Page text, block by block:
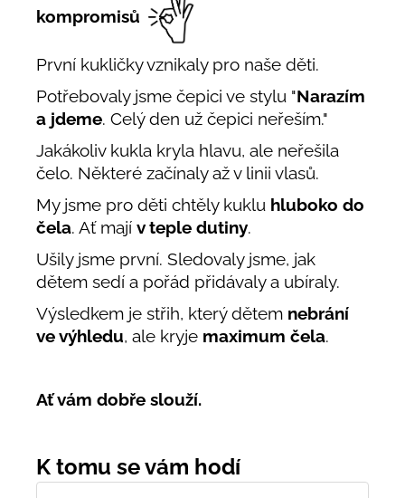
kompromisů
První kukličky vznikaly pro naše děti.
Potřebovaly jsme čepici ve stylu "Narazím
a jdeme. Celý den už čepici neřeším."
Jakákoliv kukla kryla hlavu, ale neřešila
čelo. Některé začínaly až v linii vlasů.
My jsme pro děti chtěly kuklu hluboko do
čela. Ať mají v teple dutiny.
Ušily jsme první. Sledovaly jsme, jak
dětem sedí a pořád přidávaly a ubíraly.
Výsledkem je střih, který dětem nebrání
ve výhledu, ale kryje maximum čela.
Ať vám dobře slouží.